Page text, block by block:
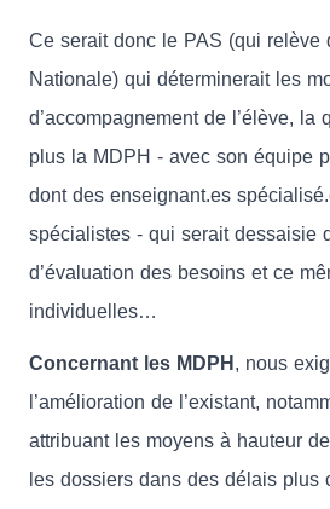
Ce serait donc le PAS (qui relève
Nationale) qui déterminerait les
d’accompagnement de l’élève, la
plus la MDPH - avec son équipe
dont des enseignant.es
spécialistes - qui serait dessaisie
d’évaluation des besoins et ce
individuelles…
Concernant les MDPH , nous
l’amélioration de l’existant,
attribuant les moyens à hauteur
les dossiers dans des délais plus